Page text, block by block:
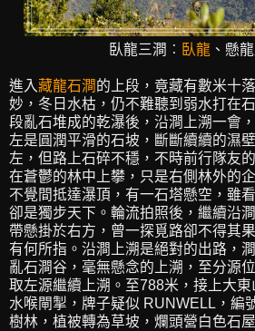
臥龍三澗︰ 臥龍 、懸
進入藏龍石澗的上段，竟藏有數米十
妙，冬日水枯，仍不難聽到弱水打在
段亂石堆成的乾瀑後，沿澗上溯一會
左是圓潤平滑的石坡，斷斷續續的濕
左，但路上石碎不穩，不時前行隊友
在蒼鬱的林中上攀，只是右側林外的
不覺間抵達瀑頂，有一石塔懸空，雖
卻是獨步天下。輪流拍照後，繼續沿
帶懸掛於右方，曾一探覓路卻不得其
有何所指。沿澗上溯是絕對的出路，
亂石澗谷，毫無懸念的上溯，至分源
取左源繼續上溯。至788米，接上大
水喉閘掣，牌子疑似 RUNWELL，編
樹林，植被轉為草坡，爛頭營白色石